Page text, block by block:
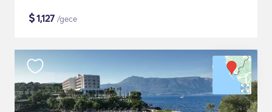
$1,127 /gece